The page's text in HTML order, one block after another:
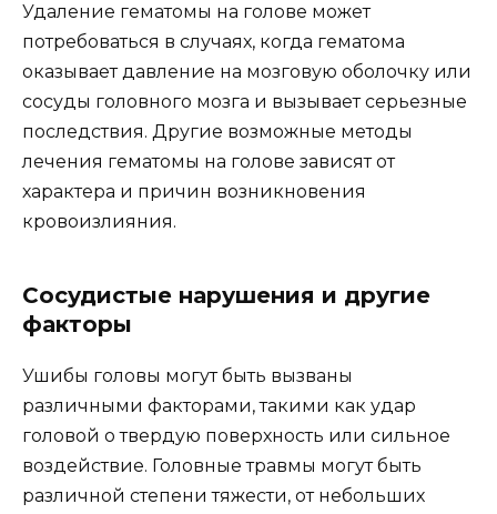
Удаление гематомы на голове может
потребоваться в случаях, когда гематома
оказывает давление на мозговую оболочку или
сосуды головного мозга и вызывает серьезные
последствия. Другие возможные методы
лечения гематомы на голове зависят от
характера и причин возникновения
кровоизлияния.
Сосудистые нарушения и другие
факторы
Ушибы головы могут быть вызваны
различными факторами, такими как удар
головой о твердую поверхность или сильное
воздействие. Головные травмы могут быть
различной степени тяжести, от небольших